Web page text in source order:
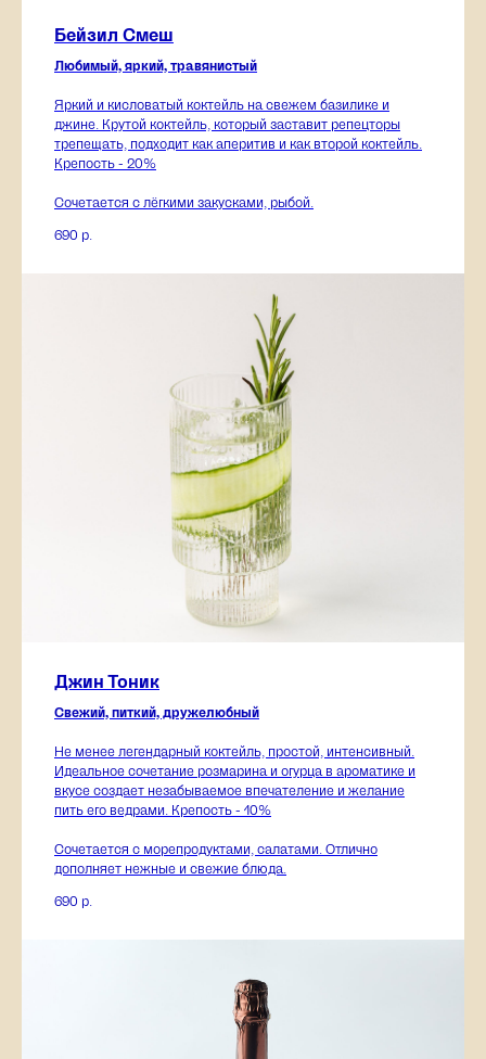
Бейзил Смеш
Любимый, яркий, травянистый
Яркий и кисловатый коктейль на свежем базилике и
джине. Крутой коктейль, который заставит репецторы
трепещать, подходит как аперитив и как второй коктейль.
Крепость - 20%
Сочетается с лёгкими закусками, рыбой.
690 р.
Джин Тоник
Свежий, питкий, дружелюбный
Не менее легендарный коктейль, простой, интенсивный.
Идеальное сочетание розмарина и огурца в ароматике и
вкусе создает незабываемое впечателение и желание
пить его ведрами. Крепость - 10%
Сочетается с морепродуктами, салатами. Отлично
дополняет нежные и свежие блюда.
690 р.